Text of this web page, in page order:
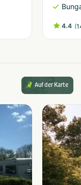
4.4 (
Auf der Karte